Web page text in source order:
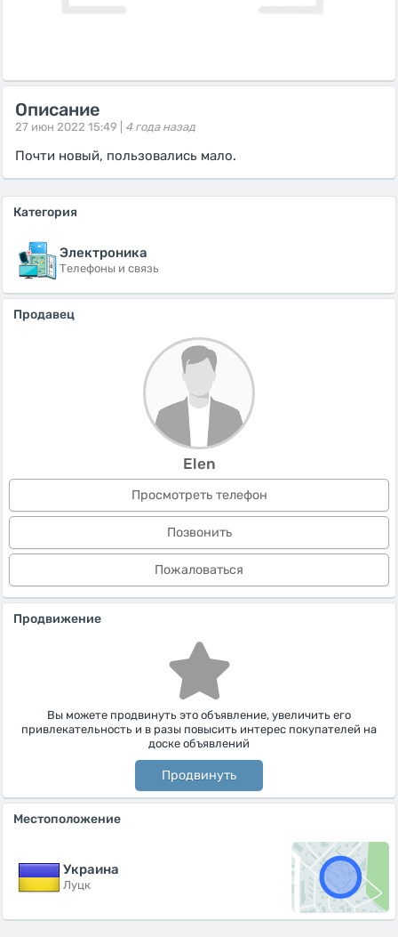
Описание
27 июн 2022 15:49 | 4 года назад
Почти новый, пользовались мало.
Категория
Электроника
Телефоны и связь
Продавец
Elen
Просмотреть телефон
Позвонить
Пожаловаться
Продвижение
Вы можете продвинуть это объявление, увеличить его
привлекательность и в разы повысить интерес покупателей на
доске объявлений
Продвинуть
Местоположение
Украина
Луцк